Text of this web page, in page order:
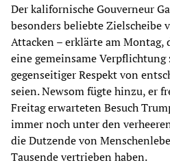
Der kalifornische Gouverneur
besonders beliebte Zielscheibe
Attacken – erklärte am Montag,
eine gemeinsame Verpflichtung
gegenseitiger Respekt von
seien. Newsom fügte hinzu, er
Freitag erwarteten Besuch
immer noch unter den
die Dutzende von
Tausende vertrieben haben.